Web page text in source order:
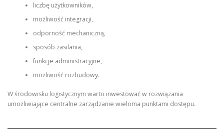
liczbę użytkowników,
możliwość integracji,
odporność mechaniczną,
sposób zasilania,
funkcje administracyjne,
możliwość rozbudowy.
W środowisku logistycznym warto inwestować w rozwiązania
umożliwiające centralne zarządzanie wieloma punktami dostępu.